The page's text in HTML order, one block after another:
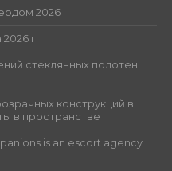
2026
г.
стеклянных полотен:
конструкций в
в пространстве
is an escort agency